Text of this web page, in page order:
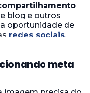
blog e outros
oportunidade de
redes sociais.
meta